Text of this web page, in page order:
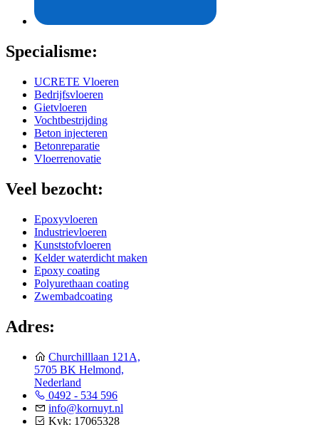
Specialisme:
UCRETE Vloeren
Bedrijfsvloeren
Gietvloeren
Vochtbestrijding
Beton injecteren
Betonreparatie
Vloerrenovatie
Veel bezocht:
Epoxyvloeren
Industrievloeren
Kunststofvloeren
Kelder waterdicht maken
Epoxy coating
Polyurethaan coating
Zwembadcoating
Adres:
Churchilllaan 121A,
5705 BK Helmond,
Nederland
0492 - 534 596
info@kornuyt.nl
Kvk: 17065328